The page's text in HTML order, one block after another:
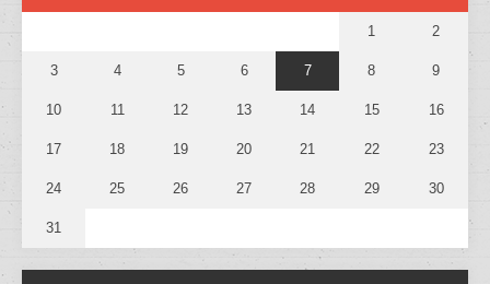
1 2
3 4 5 6 7 8 9
10 11 12 13 14 15 16
17 18 19 20 21 22 23
24 25 26 27 28 29 30
31